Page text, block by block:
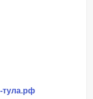
тула.рф